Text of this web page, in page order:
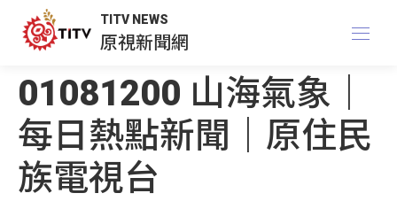
TITV NEWS
原視新聞網
01081200 山海氣象｜
每日熱點新聞｜原住民
族電視台